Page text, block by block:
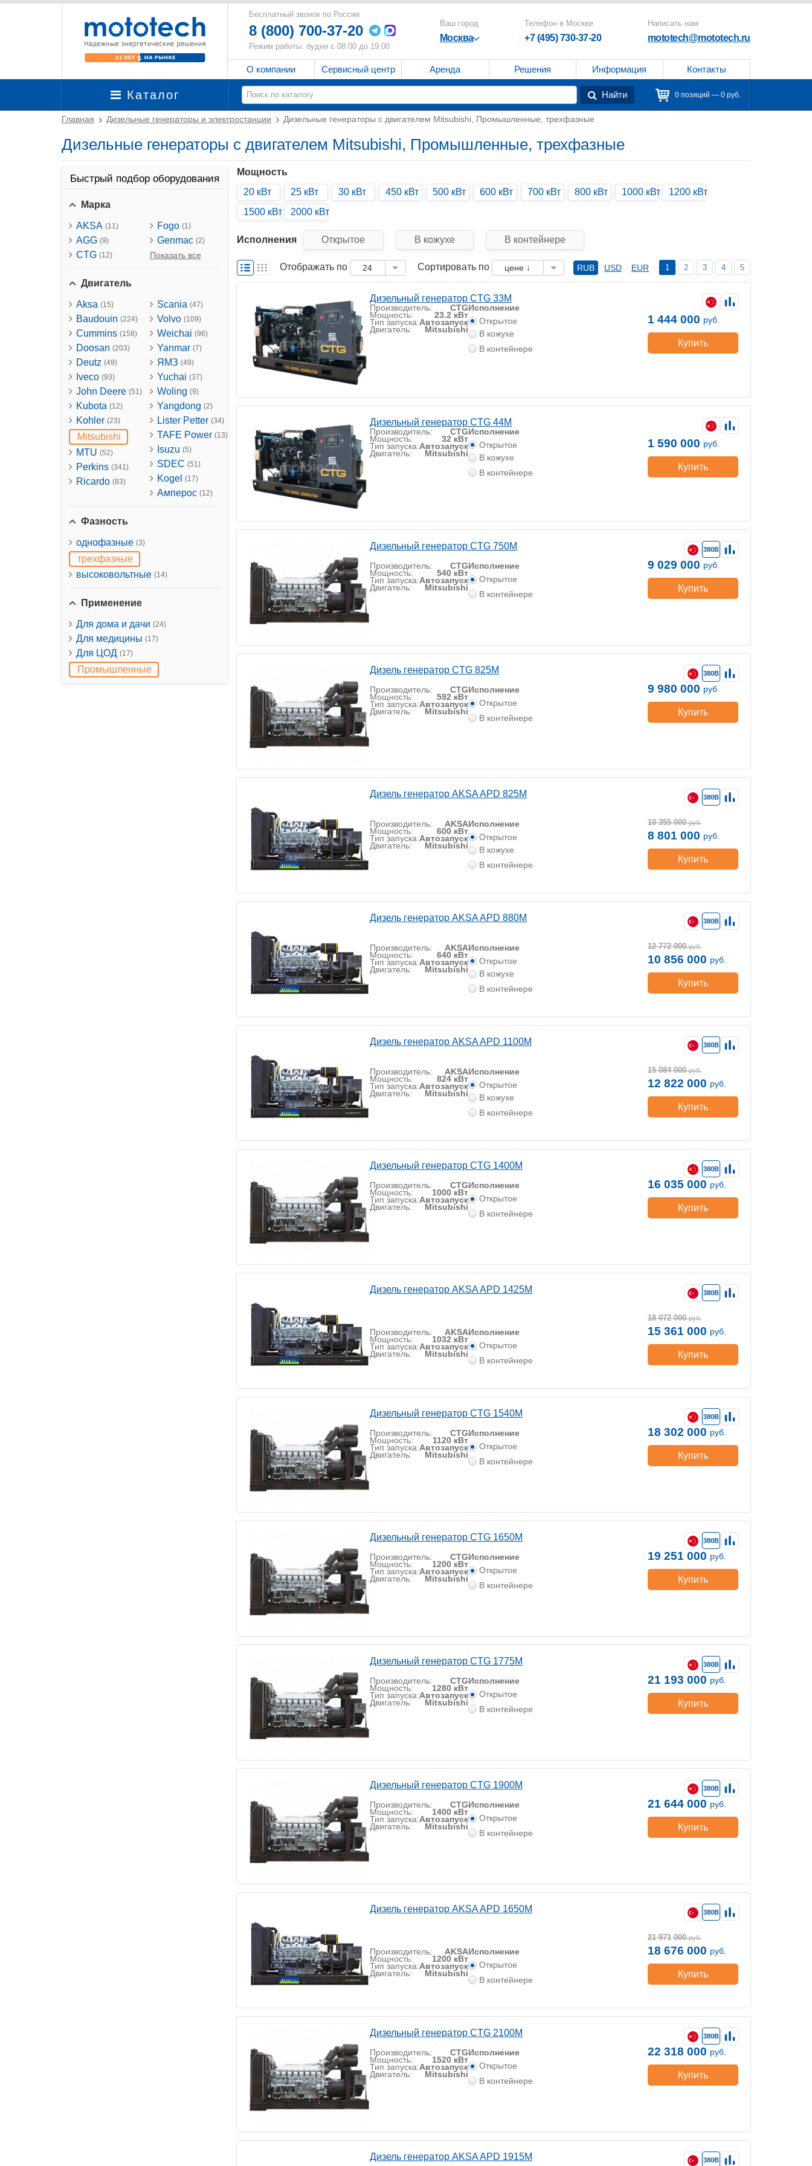
Бесплатный звонок по России
8 (800) 700-37-20
Режим работы: будни с 08:00 до 19:00
Ваш город
Москва
Телефон в Москве
+7 (495) 730-37-20
Написать нам
mototech@mototech.ru
О компании Сервисный центр Аренда Решения Информация Контакты
Каталог Найти 0 позиций — 0 руб.
Главная Дизельные генераторы и электростанции Дизельные генераторы с двигателем Mitsubishi, Промышленные, трехфазные
Дизельные генераторы с двигателем Mitsubishi, Промышленные, трехфазные
Быстрый подбор оборудования
Марка
AKSA (11)
AGG (9)
CTG (12)
Fogo (1)
Genmac (2)
Показать все
Двигатель
Aksa (15)
Baudouin (224)
Cummins (158)
Doosan (203)
Deutz (49)
Iveco (93)
John Deere (51)
Kubota (12)
Kohler (23)
Mitsubishi
MTU (52)
Perkins (341)
Ricardo (83)
Scania (47)
Volvo (109)
Weichai (96)
Yanmar (7)
ЯМЗ (49)
Yuchai (37)
Woling (9)
Yangdong (2)
Lister Petter (34)
TAFE Power (13)
Isuzu (5)
SDEC (51)
Kogel (17)
Амперос (12)
Фазность
однофазные (3)
трехфазные
высоковольтные (14)
Применение
Для дома и дачи (24)
Для медицины (17)
Для ЦОД (17)
Промышленные
Мощность
20 кВт
25 кВт 30 кВт 450 кВт 500 кВт 600 кВт 700 кВт 800 кВт 1000 кВт
1200 кВт
1500 кВт
2000 кВт
Исполнения Открытое В кожухе В контейнере
Отображать по 24 Сортировать по цене ↓ RUB USD EUR CNY
1 2 3 4 5
Дизельный генератор CTG 33M
Производитель: CTG
Мощность: 23.2 кВт
Тип запуска:Автозапуск
Двигатель: Mitsubishi
Исполнение
Открытое
В кожухе
В контейнере
1 444 000 руб.
Купить
Дизельный генератор CTG 44M
Производитель: CTG
Мощность: 32 кВт
Тип запуска:Автозапуск
Двигатель: Mitsubishi
Исполнение
Открытое
В кожухе
В контейнере
1 590 000 руб.
Купить
Дизельный генератор CTG 750M
Производитель: CTG
Мощность: 540 кВт
Тип запуска:Автозапуск
Двигатель: Mitsubishi
Исполнение
Открытое
В контейнере
380В
9 029 000 руб.
Купить
Дизель генератор CTG 825M
Производитель: CTG
Мощность: 592 кВт
Тип запуска:Автозапуск
Двигатель: Mitsubishi
Исполнение
Открытое
В контейнере
380В
9 980 000 руб.
Купить
Дизель генератор AKSA APD 825M
Производитель: AKSA
Мощность: 600 кВт
Тип запуска:Автозапуск
Двигатель: Mitsubishi
Исполнение
Открытое
В кожухе
В контейнере
380В
10 355 000 руб.
8 801 000 руб.
Купить
Дизель генератор AKSA APD 880M
Производитель: AKSA
Мощность: 640 кВт
Тип запуска:Автозапуск
Двигатель: Mitsubishi
Исполнение
Открытое
В кожухе
В контейнере
380В
12 772 000 руб.
10 856 000 руб.
Купить
Дизель генератор AKSA APD 1100M
Производитель: AKSA
Мощность: 824 кВт
Тип запуска:Автозапуск
Двигатель: Mitsubishi
Исполнение
Открытое
В кожухе
В контейнере
380В
15 084 000 руб.
12 822 000 руб.
Купить
Дизельный генератор CTG 1400M
Производитель: CTG
Мощность: 1000 кВт
Тип запуска:Автозапуск
Двигатель: Mitsubishi
Исполнение
Открытое
В контейнере
380В
16 035 000 руб.
Купить
Дизель генератор AKSA APD 1425M
Производитель: AKSA
Мощность: 1032 кВт
Тип запуска:Автозапуск
Двигатель: Mitsubishi
Исполнение
Открытое
В контейнере
380В
18 072 000 руб.
15 361 000 руб.
Купить
Дизельный генератор CTG 1540M
Производитель: CTG
Мощность: 1120 кВт
Тип запуска:Автозапуск
Двигатель: Mitsubishi
Исполнение
Открытое
В контейнере
380В
18 302 000 руб.
Купить
Дизельный генератор CTG 1650M
Производитель: CTG
Мощность: 1200 кВт
Тип запуска:Автозапуск
Двигатель: Mitsubishi
Исполнение
Открытое
В контейнере
380В
19 251 000 руб.
Купить
Дизельный генератор CTG 1775M
Производитель: CTG
Мощность: 1280 кВт
Тип запуска:Автозапуск
Двигатель: Mitsubishi
Исполнение
Открытое
В контейнере
380В
21 193 000 руб.
Купить
Дизельный генератор CTG 1900M
Производитель: CTG
Мощность: 1400 кВт
Тип запуска:Автозапуск
Двигатель: Mitsubishi
Исполнение
Открытое
В контейнере
380В
21 644 000 руб.
Купить
Дизель генератор AKSA APD 1650M
Производитель: AKSA
Мощность: 1200 кВт
Тип запуска:Автозапуск
Двигатель: Mitsubishi
Исполнение
Открытое
В контейнере
380В
21 971 000 руб.
18 676 000 руб.
Купить
Дизельный генератор CTG 2100M
Производитель: CTG
Мощность: 1520 кВт
Тип запуска:Автозапуск
Двигатель: Mitsubishi
Исполнение
Открытое
В контейнере
380В
22 318 000 руб.
Купить
Дизель генератор AKSA APD 1915M 380В